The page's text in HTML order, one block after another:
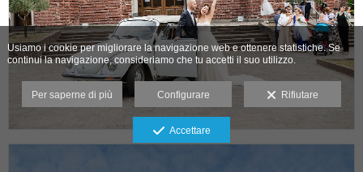
Usiamo i cookie per migliorare la navigazione web e ottenere statistiche. Se
continui la navigazione, consideriamo che tu accetti il suo utilizzo.
Per saperne di più Configurare Rifiutare
Accettare